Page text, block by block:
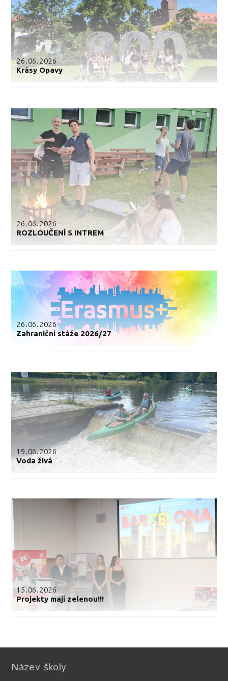
26.06.2026
Krásy Opavy
26.06.2026
ROZLOUČENÍ S INTREM
26.06.2026
Zahraniční stáže 2026/27
19.06.2026
Voda živá
15.06.2026
Projekty mají zelenou!!!
Název školy